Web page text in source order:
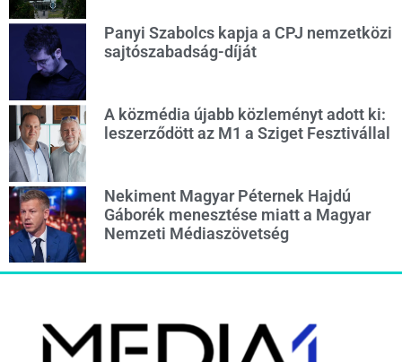
Panyi Szabolcs kapja a CPJ nemzetközi
sajtószabadság-díját
A közmédia újabb közleményt adott ki:
leszerződött az M1 a Sziget Fesztivállal
Nekiment Magyar Péternek Hajdú
Gáborék menesztése miatt a Magyar
Nemzeti Médiaszövetség